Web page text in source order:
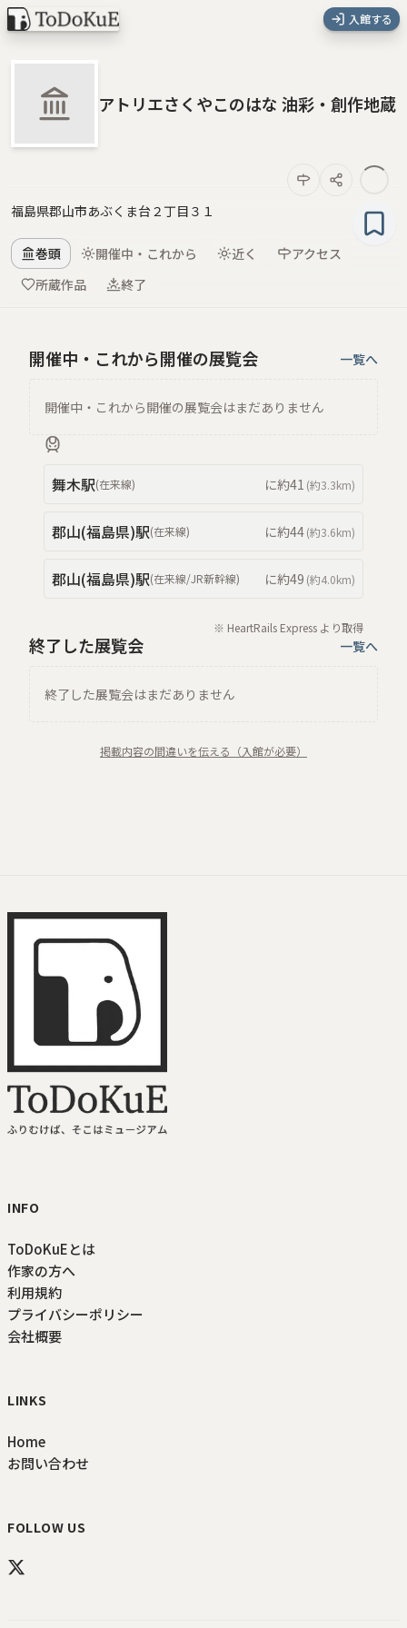
入館する
アトリエさくやこのはな 油彩・創作地蔵
福島県郡山市あぶくま台２丁目３１
巻頭 開催中・これから 近く
アクセス
所蔵作品
終了
開催中・これから開催の展覧会 一覧へ
開催中・これから開催の展覧会はまだありません
舞木駅(在来線) に約41 (約3.3km)
郡山(福島県)駅(在来線) に約44(約3.6km)
郡山(福島県)駅(在来線/JR新幹線) に約49 (約4.0km)
※ HeartRails Express より取得
終了した展覧会 一覧へ
終了した展覧会はまだありません
掲載内容の間違いを伝える（入館が必要）
INFO
ToDoKuEとは
作家の方へ
利用規約
プライバシーポリシー
会社概要
LINKS
Home
お問い合わせ
FOLLOW US